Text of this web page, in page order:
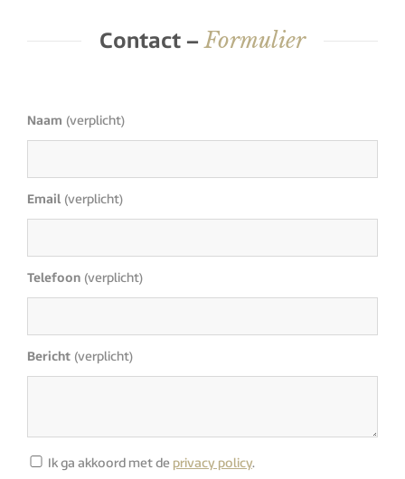
Contact –Formulier
Naam (verplicht)
Email (verplicht)
Telefoon (verplicht)
Bericht (verplicht)
Ik ga akkoord met de privacy policy.